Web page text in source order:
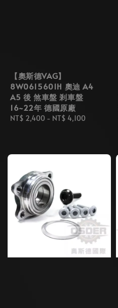
【奧斯德VAG】
8W0615601H 奧迪 A4
A5 後 煞車盤 剎車盤
16~22年 德國原廠
Regular
NT$ 2,400 - NT$ 4,100